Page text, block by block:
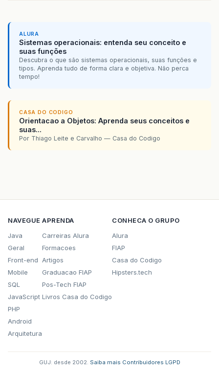
ALURA
Sistemas operacionais: entenda seu conceito e
suas funções
Descubra o que são sistemas operacionais, suas funções e
tipos. Aprenda tudo de forma clara e objetiva. Não perca
tempo!
CASA DO CODIGO
Orientacao a Objetos: Aprenda seus conceitos e
suas...
Por Thiago Leite e Carvalho — Casa do Codigo
NAVEGUE
Java
Geral
Front-end
Mobile
SQL
JavaScript
PHP
Android
Arquitetura
APRENDA
Carreiras Alura
Formacoes
Artigos
Graduacao FIAP
Pos-Tech FIAP
Livros Casa do Codigo
CONHECA O GRUPO
Alura
FIAP
Casa do Codigo
Hipsters.tech
GUJ: desde 2002. Saiba mais Contribuidores LGPD